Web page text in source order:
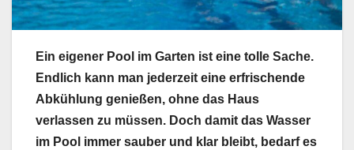
Ein eigener Pool im Garten ist eine tolle Sache.
Endlich kann man jederzeit eine erfrischende
Abkühlung genießen, ohne das Haus
verlassen zu müssen. Doch damit das Wasser
im Pool immer sauber und klar bleibt, bedarf es